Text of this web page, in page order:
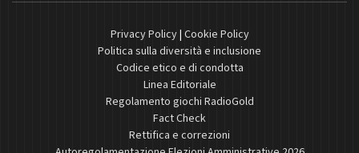
Privacy Policy| Cookie Policy
Politica sulla diversità e inclusione
Codice etico e di condotta
Linea Editoriale
Regolamento giochi RadioGold
Fact Check
Rettifica e correzioni